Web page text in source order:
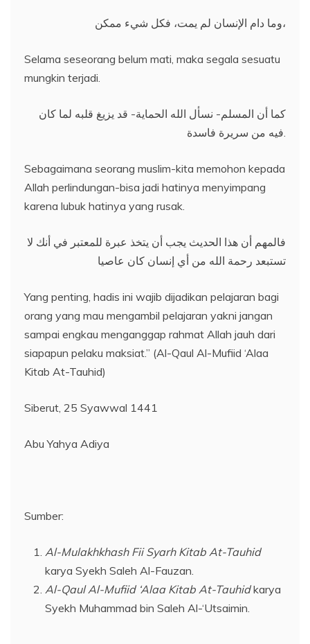
وما دام الإنسان لم يمت، فكل شيء ممكن،
Selama seseorang belum mati, maka segala sesuatu
mungkin terjadi.
كما أن المسلم- نسأل الله الحماية- قد يزيغ قلبه لما كان
فيه من سريرة فاسدة.
Sebagaimana seorang muslim-kita memohon kepada
Allah perlindungan-bisa jadi hatinya menyimpang
karena lubuk hatinya yang rusak.
فالمهم أن هذا الحديث يجب أن يتخذ عبرة للمعتبر في أنك لا
تستبعد رحمة الله من أي إنسان كان عاصيا
Yang penting, hadis ini wajib dijadikan pelajaran bagi
orang yang mau mengambil pelajaran yakni jangan
sampai engkau menganggap rahmat Allah jauh dari
siapapun pelaku maksiat.” (Al-Qaul Al-Mufiid ‘Alaa
Kitab At-Tauhid)
Siberut, 25 Syawwal 1441
Abu Yahya Adiya
Sumber:
Al-Mulakhkhash Fii Syarh Kitab At-Tauhid
karya Syekh Saleh Al-Fauzan.
Al-Qaul Al-Mufiid Alaa Kitab At-Tauhidkarya
Syekh Muhammad bin Saleh Al-‘Utsaimin.